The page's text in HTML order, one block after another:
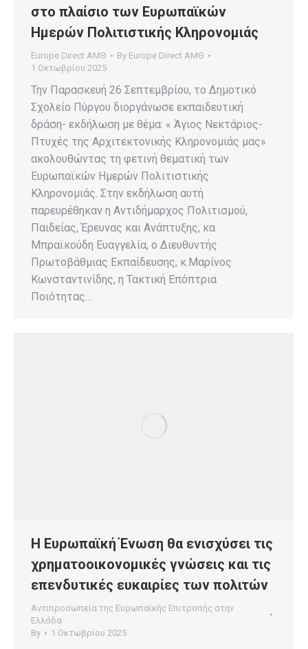
στo πλαίσιο των Ευρωπαϊκών
Ημερών Πολιτιστικής Κληρονομιάς
Europe Direct ΑΜΘ By Europe Direct ΑΜΘ
1 Οκτωβρίου 2025
Την Παρασκευή 26 Σεπτεμβρίου, το Δημοτικό
Σχολείο Πύργου διοργάνωσε εκπαιδευτική
δράση- εκδήλωση με θέμα: « Άγιος Νεκτάριος-
Πτυχές της Αρχιτεκτονικής Κληρονομιάς μας»
ακολουθώντας τη φετινή θεματική των
Ευρωπαϊκών Ημερών Πολιτιστικής
Κληρονομιάς. Στην εκδήλωση αυτή
παρευρέθηκαν η Αντιδήμαρχος Πολιτισμού,
Παιδείας, Έρευνας και Ανάπτυξης, κα
Μπραϊκούδη Ευαγγελία, ο Διευθυντής
Πρωτοβάθμιας Εκπαίδευσης, κ.Μαρίνος
Κωνσταντινίδης, η Τακτική Επόπτρια
Ποιότητας…
Η Ευρωπαϊκή Ένωση θα ενισχύσει τις
χρηματοοικονομικές γνώσεις και τις
επενδυτικές ευκαιρίες των πολιτών
Αντιπροσωπεία της Ευρωπαϊκής Επιτροπής στην
Ελλάδα
By
1 Οκτωβρίου 2025